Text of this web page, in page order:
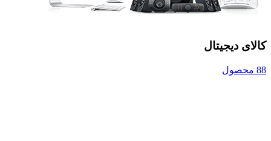
کالای دیجیتال
88 محصول